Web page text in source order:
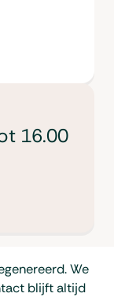
16.00
We
blijft altijd